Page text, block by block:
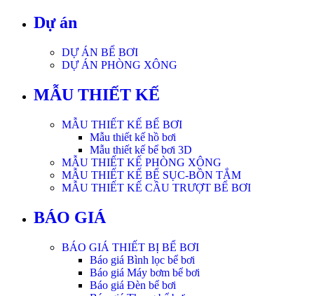
Dự án
DỰ ÁN BỂ BƠI
DỰ ÁN PHÒNG XÔNG
MẪU THIẾT KẾ
MẪU THIẾT KẾ BỂ BƠI
Mẫu thiết kế hồ bơi
Mẫu thiết kế bể bơi 3D
MẪU THIẾT KẾ PHÒNG XÔNG
MẪU THIẾT KẾ BỂ SỤC-BỒN TẮM
MẪU THIẾT KẾ CẦU TRƯỢT BỂ BƠI
BÁO GIÁ
BÁO GIÁ THIẾT BỊ BỂ BƠI
Báo giá Bình lọc bể bơi
Báo giá Máy bơm bể bơi
Báo giá Đèn bể bơi